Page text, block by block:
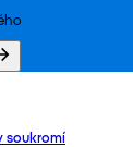
soukromí